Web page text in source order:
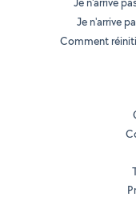
Je n'arrive
Comment